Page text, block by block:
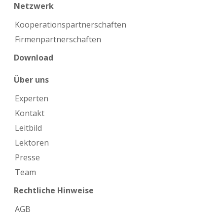
Netzwerk
Kooperations­partnerschaften
Firmen­partnerschaften
Download
Über uns
Experten
Kontakt
Leitbild
Lektoren
Presse
Team
Rechtliche Hinweise
AGB